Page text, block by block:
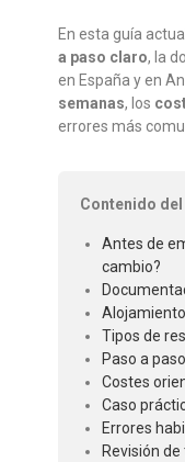
En esta guía
a paso claro, la
en España y en
semanas, los
errores más
Contenido
Antes de
cambio?
Tipos de
Paso a
Costes
Caso
Errores
Revisión